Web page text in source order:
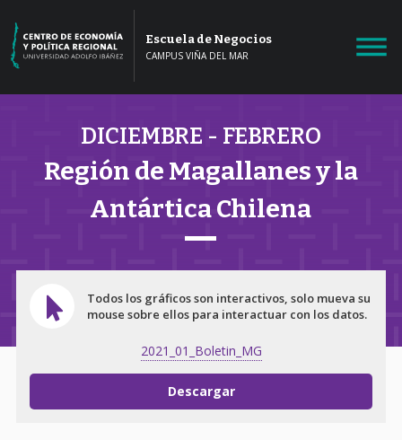
Escuela de Negocios
CAMPUS VIÑA DEL MAR
DICIEMBRE - FEBRERO
Región de Magallanes y la
Antártica Chilena
Todos los gráficos son interactivos, solo mueva su
mouse sobre ellos para interactuar con los datos.
2021_01_Boletin_MG
Descargar